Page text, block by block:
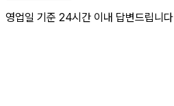
영업일 기준 24시간 이내 답변드립니다